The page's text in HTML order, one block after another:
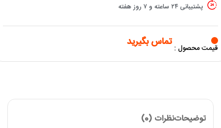
پشتیبانی ۲۴ ساعته و ۷ روز هفته
قیمت محصول : تماس بگیرید
توضیحاتنظرات (0)